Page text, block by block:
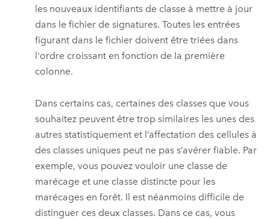
les nouveaux identifiants de classe à mettre à jour
dans le fichier de signatures. Toutes les entrées
figurant dans le fichier doivent être triées dans
l'ordre croissant en fonction de la première
colonne.
Dans certains cas, certaines des classes que vous
souhaitez peuvent être trop similaires les unes des
autres statistiquement et l’affectation des cellules à
des classes uniques peut ne pas s’avérer fiable. Par
exemple, vous pouvez vouloir une classe de
marécage et une classe distincte pour les
marécages en forêt. Il est néanmoins difficile de
distinguer ces deux classes. Dans ce cas, vous